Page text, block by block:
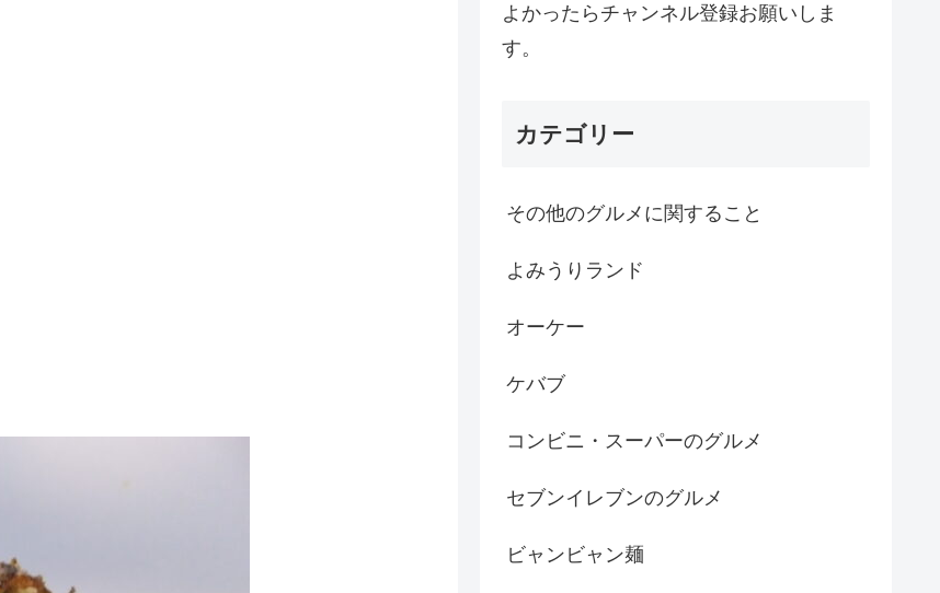
よかったらチャンネル登録お願いしま
す。
カテゴリー
その他のグルメに関すること
よみうりランド
オーケー
ケバブ
コンビニ・スーパーのグルメ
セブンイレブンのグルメ
ビャンビャン麺